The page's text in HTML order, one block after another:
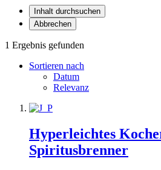
Inhalt durchsuchen
Abbrechen
1 Ergebnis gefunden
Sortieren nach
Datum
Relevanz
Hyperleichtes
Spiritusbrenner